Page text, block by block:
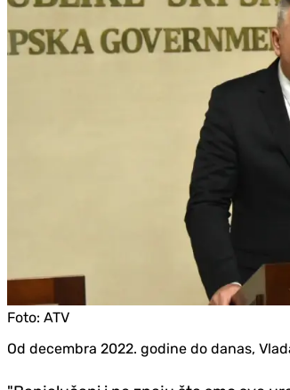
Foto: ATV
Od decembra 2022. godine do danas,